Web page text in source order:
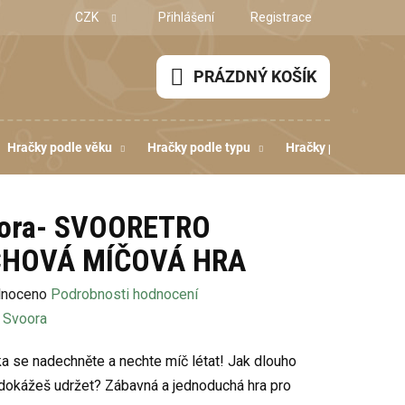
CZK Přihlášení Registrace
NÁKUPNÍ
KOŠÍK
PRÁZDNÝ KOŠÍK
Hračky podle věku Hračky podle typu Hračky podle
SVOORETRO
MÍČOVÁ HRA
Podrobnosti hodnocení
Svoora
se nadechněte a nechte míč létat! Jak dlouho
udržet? Zábavná a jednoduchá hra pro